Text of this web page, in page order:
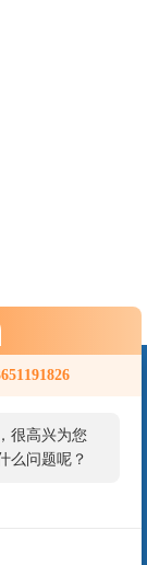
很高兴为您
么问题呢？
接在线与我